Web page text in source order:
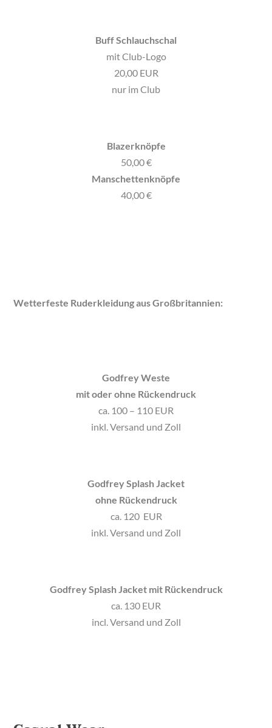
Buff Schlauchschal
mit Club-Logo
20,00 EUR
nur im Club
Blazerknöpfe
50,00 €
Manschettenknöpfe
40,00 €
Wetterfeste Ruderkleidung aus Großbritannien:
Godfrey Weste
mit oder ohne Rückendruck
ca. 100 – 110 EUR
inkl. Versand und Zoll
Godfrey Splash Jacket
ohne Rückendruck
ca. 120 EUR
inkl. Versand und Zoll
Godfrey Splash Jacket mit Rückendruck
ca. 130 EUR
incl. Versand und Zoll